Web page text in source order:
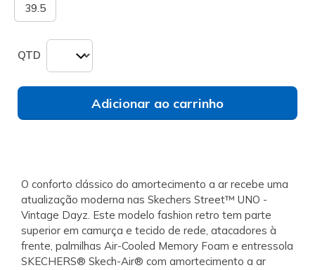
39.5
QTD
Adicionar ao carrinho
O conforto clássico do amortecimento a ar recebe uma
atualização moderna nas Skechers Street™ UNO -
Vintage Dayz. Este modelo fashion retro tem parte
superior em camurça e tecido de rede, atacadores à
frente, palmilhas Air-Cooled Memory Foam e entressola
SKECHERS® Skech-Air® com amortecimento a ar